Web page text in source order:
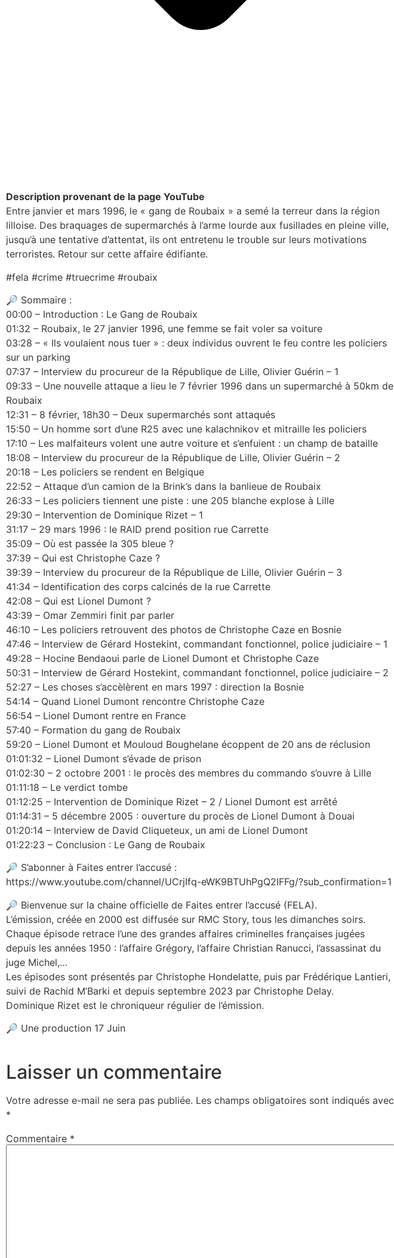
Description provenant de la page YouTube
Entre janvier et mars 1996, le « gang de Roubaix » a semé la terreur dans la région
lilloise. Des braquages de supermarchés à l’arme lourde aux fusillades en pleine ville,
jusqu’à une tentative d’attentat, ils ont entretenu le trouble sur leurs motivations
terroristes. Retour sur cette affaire édifiante.
#fela #crime #truecrime #roubaix
🔎 Sommaire :
00:00 – Introduction : Le Gang de Roubaix
01:32 – Roubaix, le 27 janvier 1996, une femme se fait voler sa voiture
03:28 – « Ils voulaient nous tuer » : deux individus ouvrent le feu contre les policiers
sur un parking
07:37 – Interview du procureur de la République de Lille, Olivier Guérin – 1
09:33 – Une nouvelle attaque a lieu le 7 février 1996 dans un supermarché à 50km de
Roubaix
12:31 – 8 février, 18h30 – Deux supermarchés sont attaqués
15:50 – Un homme sort d’une R25 avec une kalachnikov et mitraille les policiers
17:10 – Les malfaiteurs volent une autre voiture et s’enfuient : un champ de bataille
18:08 – Interview du procureur de la République de Lille, Olivier Guérin – 2
20:18 – Les policiers se rendent en Belgique
22:52 – Attaque d’un camion de la Brink’s dans la banlieue de Roubaix
26:33 – Les policiers tiennent une piste : une 205 blanche explose à Lille
29:30 – Intervention de Dominique Rizet – 1
31:17 – 29 mars 1996 : le RAID prend position rue Carrette
35:09 – Où est passée la 305 bleue ?
37:39 – Qui est Christophe Caze ?
39:39 – Interview du procureur de la République de Lille, Olivier Guérin – 3
41:34 – Identification des corps calcinés de la rue Carrette
42:08 – Qui est Lionel Dumont ?
43:39 – Omar Zemmiri finit par parler
46:10 – Les policiers retrouvent des photos de Christophe Caze en Bosnie
47:46 – Interview de Gérard Hostekint, commandant fonctionnel, police judiciaire – 1
49:28 – Hocine Bendaoui parle de Lionel Dumont et Christophe Caze
50:31 – Interview de Gérard Hostekint, commandant fonctionnel, police judiciaire – 2
52:27 – Les choses s’accèlèrent en mars 1997 : direction la Bosnie
54:14 – Quand Lionel Dumont rencontre Christophe Caze
56:54 – Lionel Dumont rentre en France
57:40 – Formation du gang de Roubaix
59:20 – Lionel Dumont et Mouloud Boughelane écoppent de 20 ans de réclusion
01:01:32 – Lionel Dumont s’évade de prison
01:02:30 – 2 octobre 2001 : le procès des membres du commando s’ouvre à Lille
01:11:18 – Le verdict tombe
01:12:25 – Intervention de Dominique Rizet – 2 / Lionel Dumont est arrêté
01:14:31 – 5 décembre 2005 : ouverture du procès de Lionel Dumont à Douai
01:20:14 – Interview de David Cliqueteux, un ami de Lionel Dumont
01:22:23 – Conclusion : Le Gang de Roubaix
🔎 S’abonner à Faites entrer l’accusé :
https://www.youtube.com/channel/UCrjIfq-eWK9BTUhPgQ2IFFg/?sub_confirmation=1
🔎 Bienvenue sur la chaine officielle de Faites entrer l’accusé (FELA).
L’émission, créée en 2000 est diffusée sur RMC Story, tous les dimanches soirs.
Chaque épisode retrace l’une des grandes affaires criminelles françaises jugées
depuis les années 1950 : l’affaire Grégory, l’affaire Christian Ranucci, l’assassinat du
juge Michel,…
Les épisodes sont présentés par Christophe Hondelatte, puis par Frédérique Lantieri,
suivi de Rachid M’Barki et depuis septembre 2023 par Christophe Delay.
Dominique Rizet est le chroniqueur régulier de l’émission.
🔎 Une production 17 Juin
Laisser un commentaire
Votre adresse e-mail ne sera pas publiée. Les champs obligatoires sont indiqués avec
*
Commentaire *